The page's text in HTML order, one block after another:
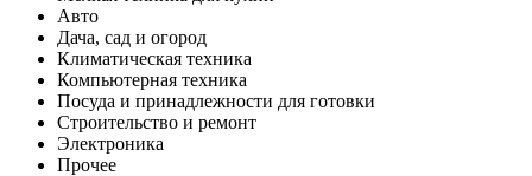
Авто
Дача, сад и огород
Климатическая техника
Компьютерная техника
Посуда и принадлежности для готовки
Строительство и ремонт
Электроника
Прочее